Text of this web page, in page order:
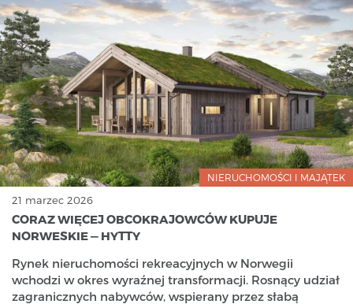
NIERUCHOMOŚCI I MAJĄTEK
21 marzec 2026
CORAZ WIĘCEJ OBCOKRAJOWCÓW KUPUJE
NORWESKIE — HYTTY
Rynek nieruchomości rekreacyjnych w Norwegii
wchodzi w okres wyraźnej transformacji. Rosnący udział
zagranicznych nabywców, wspierany przez słabą